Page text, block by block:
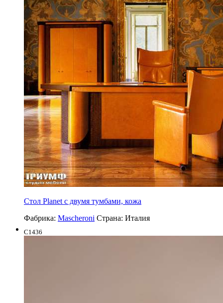
Стол Planet с двумя тумбами, кожа
Фабрика: Mascheroni Страна: Италия
C1436